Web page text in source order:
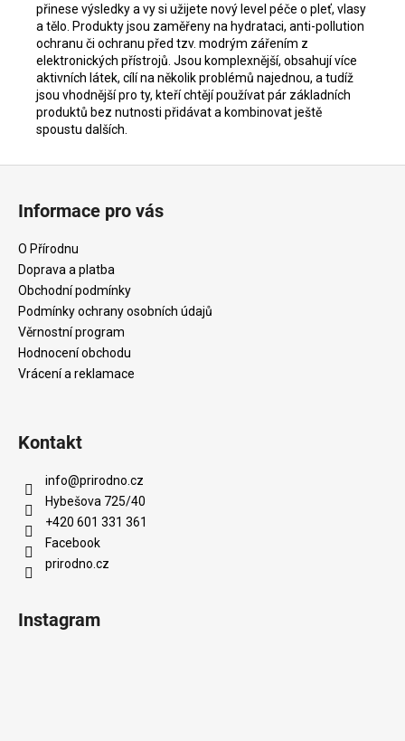
přinese výsledky a vy si užijete nový level péče o pleť, vlasy
a tělo. Produkty jsou zaměřeny na hydrataci, anti-pollution
ochranu či ochranu před tzv. modrým zářením z
elektronických přístrojů. Jsou komplexnější, obsahují více
aktivních látek, cílí na několik problémů najednou, a tudíž
jsou vhodnější pro ty, kteří chtějí používat pár základních
produktů bez nutnosti přidávat a kombinovat ještě
spoustu dalších.
Informace pro vás
O Přírodnu
Doprava a platba
Obchodní podmínky
Podmínky ochrany osobních údajů
Věrnostní program
Hodnocení obchodu
Vrácení a reklamace
Kontakt
info@prirodno.cz
Hybešova 725/40
+420 601 331 361
Facebook
prirodno.cz
Instagram